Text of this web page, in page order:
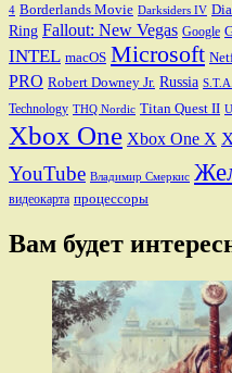
4 Borderlands Movie Darksiders IV
Ring Fallout: New Vegas Google
INTEL macOS Microsoft
PRO Robert Downey Jr. Russia
Technology THQ Nordic Titan Quest II
Xbox One Xbox One X
YouTube Владимир Смеркис
видеокарта процессоры
Вам будет